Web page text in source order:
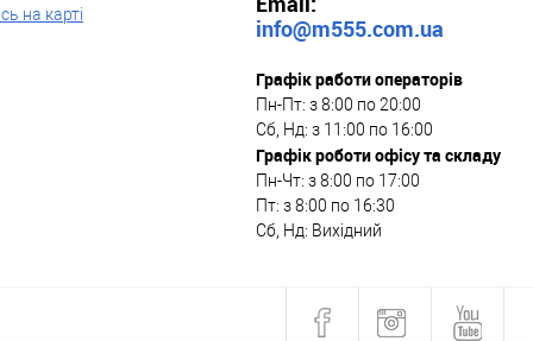
на карті
info@m555.com.ua
Графік работи операторів
Пн-Пт: з 8:00 по 20:00
Сб, Нд: з 11:00 по 16:00
Графік роботи офісу та складу
Пн-Чт: з 8:00 по 17:00
Пт: з 8:00 по 16:30
Сб, Нд: Вихідний